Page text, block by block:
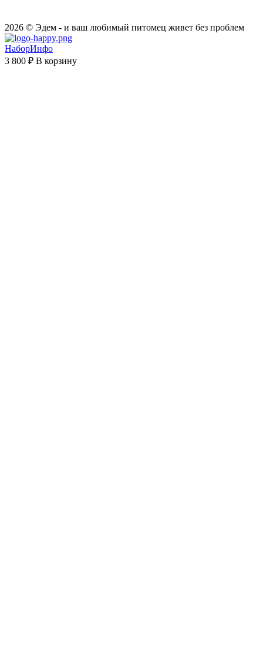
2026 © Эдем - и ваш любимый питомец живет без проблем
НаборИнфо
3 800 ₽ В корзину